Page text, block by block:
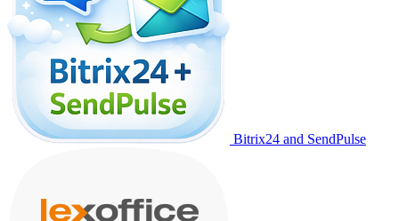
Bitrix24 and SendPulse